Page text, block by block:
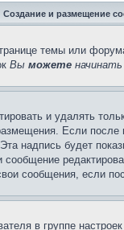
Создание и размещение
темы или
Вы можете
и удалять
Если
надпись будет
сообщения, если
в группе